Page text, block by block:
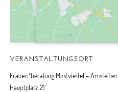
VERANSTALTUNGSORT
Frauen*beratung Mostviertel – Amstetten
Hauptplatz 21